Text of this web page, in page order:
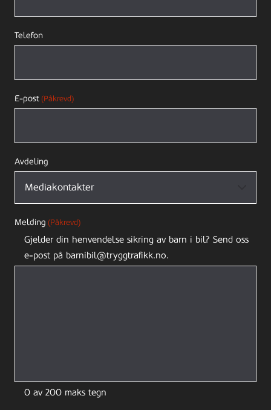
Telefon
E-post (Påkrevd)
Avdeling
Melding (Påkrevd)
Gjelder din henvendelse sikring av barn i bil? Send oss
e-post på barnibil@tryggtrafikk.no.
0 av 200 maks tegn